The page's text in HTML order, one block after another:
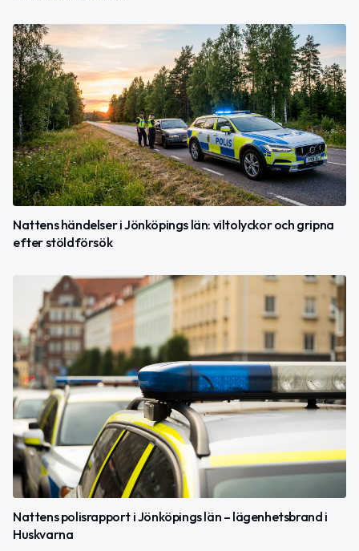
Nattens händelser i Jönköpings län: viltolyckor och gripna
efter stöldförsök
Nattens polisrapport i Jönköpings län – lägenhetsbrand i
Huskvarna